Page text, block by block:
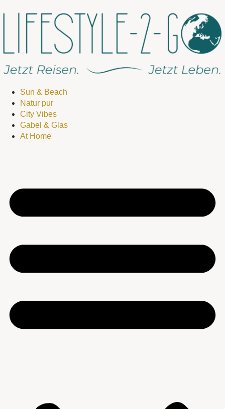
Sun & Beach
Natur pur
City Vibes
Gabel & Glas
At Home